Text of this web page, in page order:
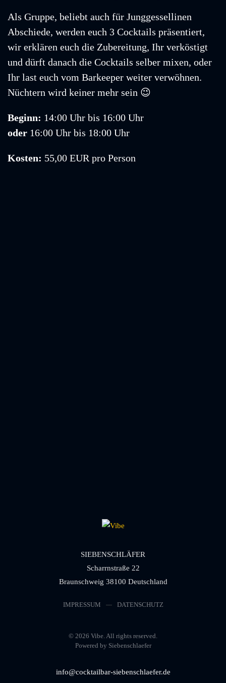
Als Gruppe, beliebt auch für Junggessellinen
Abschiede, werden euch 3 Cocktails präsentiert,
wir erklären euch die Zubereitung, Ihr verköstigt
und dürft danach die Cocktails selber mixen, oder
Ihr last euch vom Barkeeper weiter verwöhnen.
Nüchtern wird keiner mehr sein 😉
Beginn: 14:00 Uhr bis 16:00 Uhr
oder 16:00 Uhr bis 18:00 Uhr
Kosten: 55,00 EUR pro Person
SIEBENSCHLÄFER
Scharrnstraße 22
Braunschweig 38100 Deutschland
IMPRESSUM DATENSCHUTZ
© 2026 Vibe. All rights reserved.
Powered by Siebenschlaefer
info@cocktailbar-siebenschlaefer.de